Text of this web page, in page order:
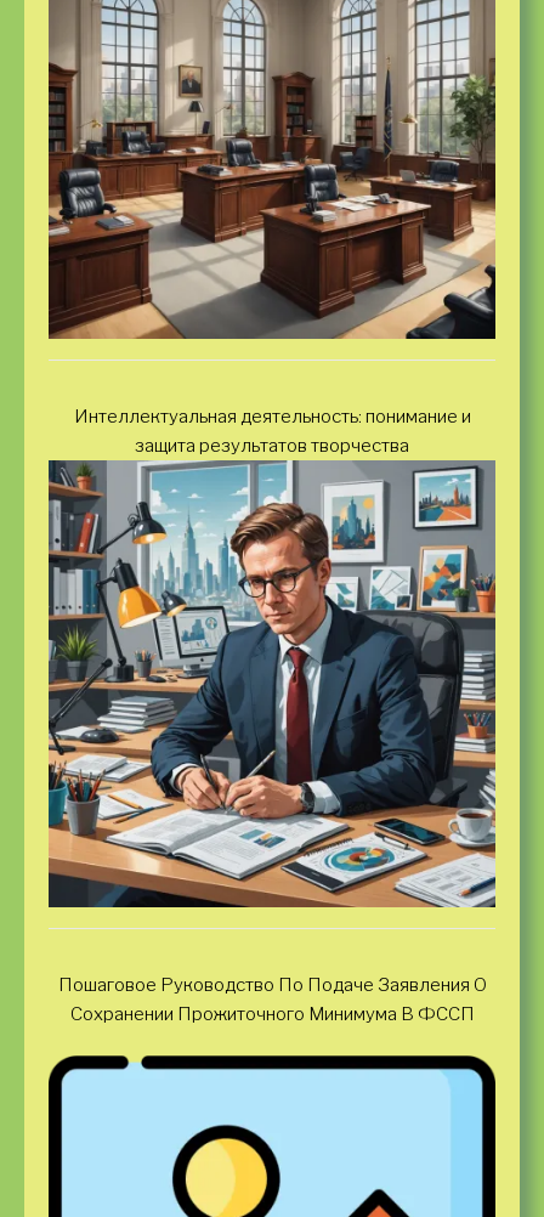
Интеллектуальная деятельность: понимание и
защита результатов творчества
Пошаговое Руководство По Подаче Заявления О
Сохранении Прожиточного Минимума В ФССП